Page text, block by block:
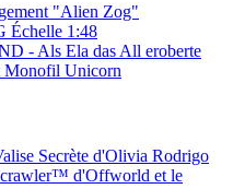
"Alien Zog"
Échelle 1:48
- Als Ela das All eroberte
Monofil Unicorn
Secrète d'Olivia Rodrigo
d'Offworld et le